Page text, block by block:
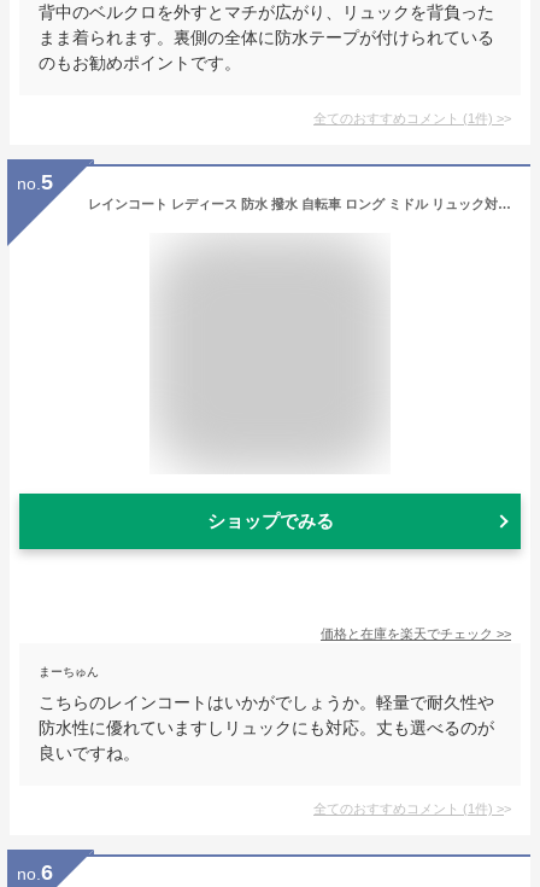
背中のベルクロを外すとマチが広がり、リュックを背負った
まま着られます。裏側の全体に防水テープが付けられている
のもお勧めポイントです。
全てのおすすめコメント (1件) >
no. 5
レインコート レディース 防水 撥水 自転車 ロング ミドル リュック対応 【メール便送料無料】 軽量 通学 通勤 お迎え おしゃれ かわいい 大人用 雨具 合羽 カッパ かっぱ ポンチョ シンプル 無地 透明窓 フード 母の日 プレゼント ギフト 実用的 da001
ショップでみる
価格と在庫を楽天でチェック >>
まーちゅん
こちらのレインコートはいかがでしょうか。軽量で耐久性や
防水性に優れていますしリュックにも対応。丈も選べるのが
良いですね。
全てのおすすめコメント (1件) >
no. 6